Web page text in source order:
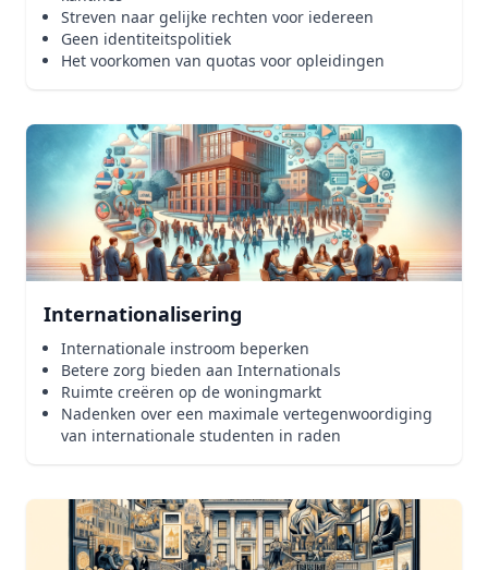
Streven naar gelijke rechten voor iedereen
Geen identiteitspolitiek
Het voorkomen van quotas voor opleidingen
Internationalisering
Internationale instroom beperken
Betere zorg bieden aan Internationals
Ruimte creëren op de woningmarkt
Nadenken over een maximale vertegenwoordiging
van internationale studenten in raden